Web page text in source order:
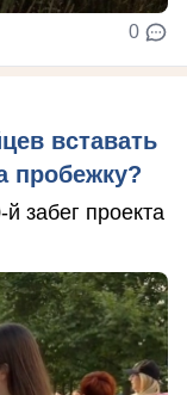
0
вставать
пробежку?
забег проекта